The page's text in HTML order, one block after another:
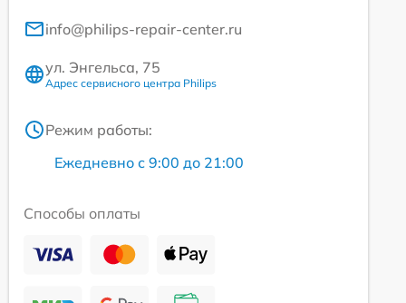
info@philips-repair-center.ru
ул. Энгельса, 75
Адрес сервисного центра Philips
Режим работы:
Ежедневно с 9:00 до 21:00
Способы оплаты